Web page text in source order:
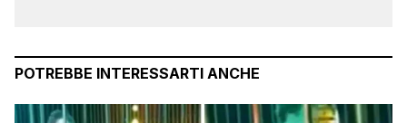
POTREBBE INTERESSARTI ANCHE